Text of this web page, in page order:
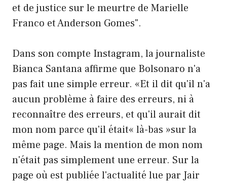
et de justice sur le meurtre de Marielle
Franco et Anderson Gomes".
Dans son compte Instagram, la journaliste
Bianca Santana affirme que Bolsonaro n'a
pas fait une simple erreur. «Et il dit qu'il n'a
aucun problème à faire des erreurs, ni à
reconnaître des erreurs, et qu'il aurait dit
mon nom parce qu'il était« là-bas »sur la
même page. Mais la mention de mon nom
n'était pas simplement une erreur. Sur la
page où est publiée l'actualité lue par Jair